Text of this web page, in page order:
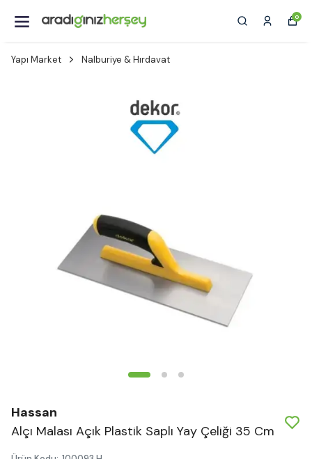
0
Yapı Market Nalburiye & Hırdavat
Hassan
Alçı Malası Açık Plastik Saplı Yay Çeliği 35 Cm